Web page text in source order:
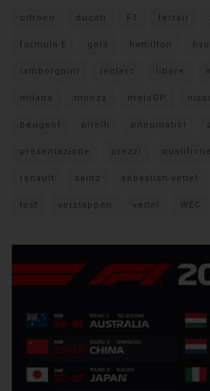
citroen ducati F1 ferrari
formula E gara hamilton
lamborghini leclerc libere
milano monza motoGP
peugeot pirelli pneumatici
presentazione prezzi qualifiche
renault sainz sebastian vettel
test verstappen vettel WEC